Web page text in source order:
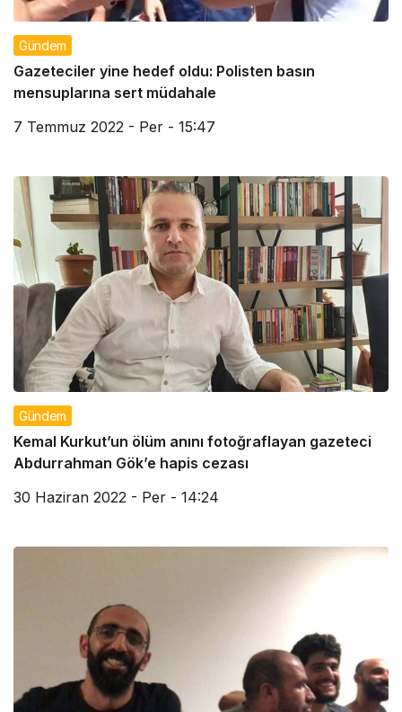
Gündem
Gazeteciler yine hedef oldu: Polisten basın
mensuplarına sert müdahale
7 Temmuz 2022 - Per - 15:47
Gündem
Kemal Kurkut’un ölüm anını fotoğraflayan gazeteci
Abdurrahman Gök’e hapis cezası
30 Haziran 2022 - Per - 14:24